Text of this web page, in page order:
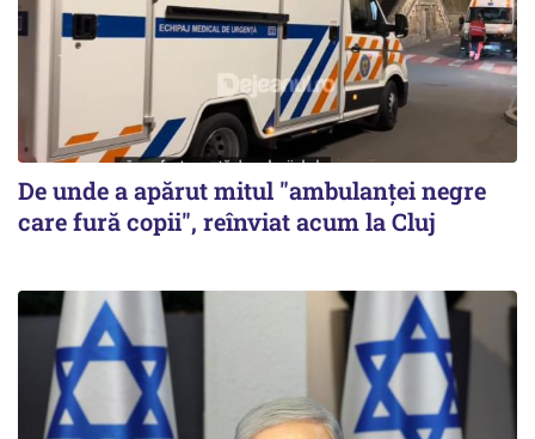
De unde a apărut mitul "ambulanței negre
care fură copii", reînviat acum la Cluj